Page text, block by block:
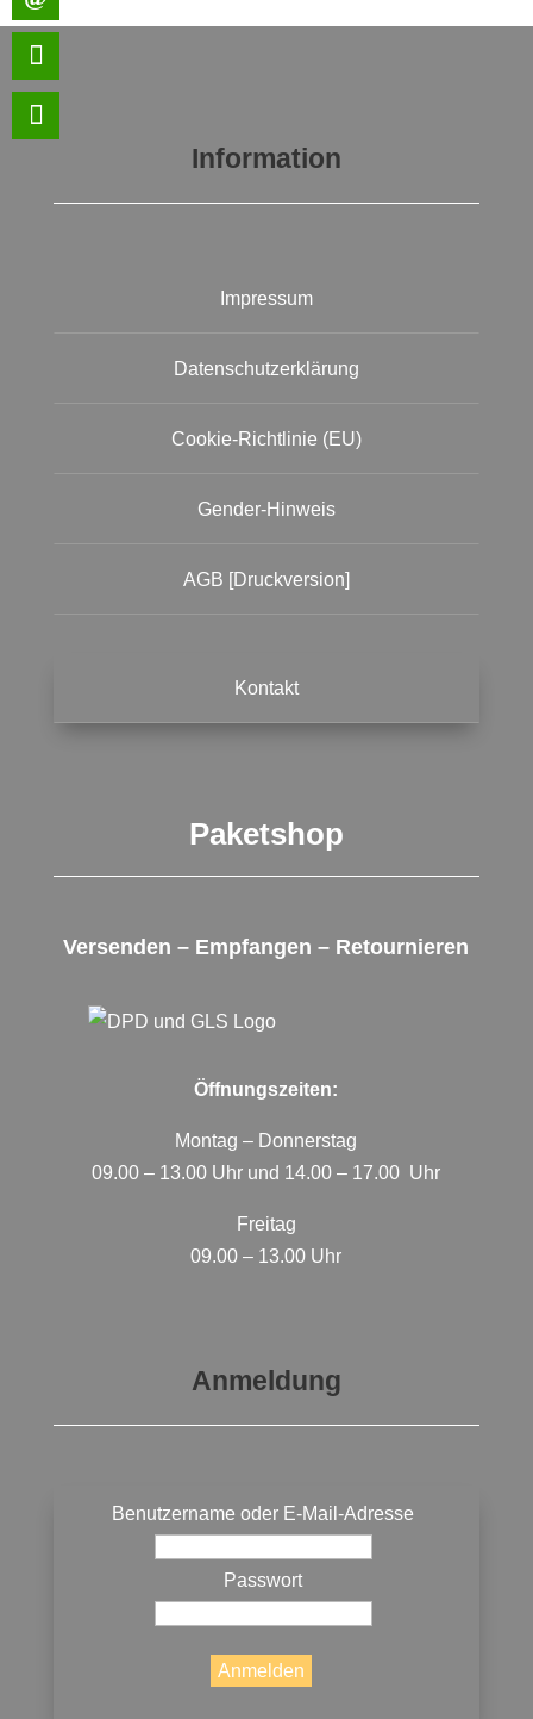
Information
Impressum
Datenschutzerklärung
Cookie-Richtlinie (EU)
Gender-Hinweis
AGB [Druckversion]
Kontakt
Paketshop
Versenden – Empfangen – Retournieren
Öffnungszeiten:
Montag – Donnerstag
09.00 – 13.00 Uhr und 14.00 – 17.00 Uhr
Freitag
09.00 – 13.00 Uhr
Anmeldung
Benutzername oder E-Mail-Adresse
Passwort